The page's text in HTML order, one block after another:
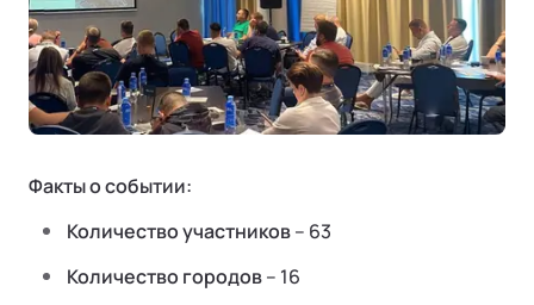
Ли Л9 | Li L9
Факты о событии:
Количество участников– 63
Количество городов– 16